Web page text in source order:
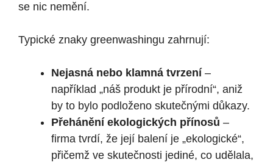
se nic nemění.
Typické znaky greenwashingu zahrnují:
Nejasná nebo klamná tvrzení –
například „náš produkt je přírodní“, aniž
by to bylo podloženo skutečnými důkazy.
Přehánění ekologických přínosů –
firma tvrdí, že její balení je „ekologické“,
přičemž ve skutečnosti jediné, co udělala,